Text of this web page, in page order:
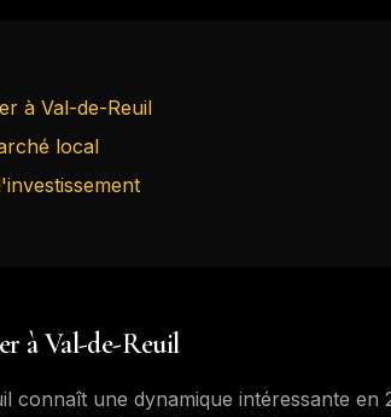
à Val-de-Reuil
local
à Val-de-Reuil
connaît une dynamique intéressante en